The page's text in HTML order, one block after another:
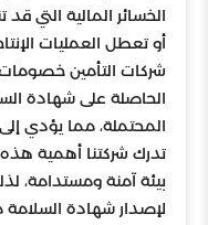
الخسائر المالية التي
أو تعطل العمليات
شركات التأمين
الحاصلة على شهادة
المحتملة، مما يؤدي
تدرك شركتنا أهمية
بيئة آمنة ومستدامة،
لإصدار شهادة السلامة